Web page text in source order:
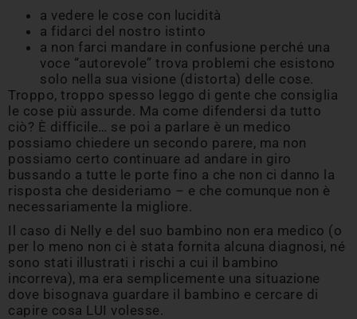
a vedere le cose con lucidità
a fidarci del nostro istinto
a non farci mandare in confusione perché una
voce “autorevole” trova problemi che esistono
solo nella sua visione (distorta) delle cose.
Troppo, troppo spesso leggo di gente che consiglia
le cose più assurde. Ma come difendersi da tutto
ciò? È difficile… se poi a parlare è un medico
possiamo chiedere un secondo parere, ma non
possiamo certo continuare ad andare in giro
bussando a tutte le porte fino a che non ci danno la
risposta che desideriamo – e che comunque non è
necessariamente la migliore.
Il caso di Nelly e del suo bambino non era medico (o
per lo meno non ci è stata fornita alcuna diagnosi, né
sono stati illustrati i rischi a cui il bambino
incorreva), ma era semplicemente una situazione
dove bisognava guardare il bambino e cercare di
capire cosa LUI volesse.